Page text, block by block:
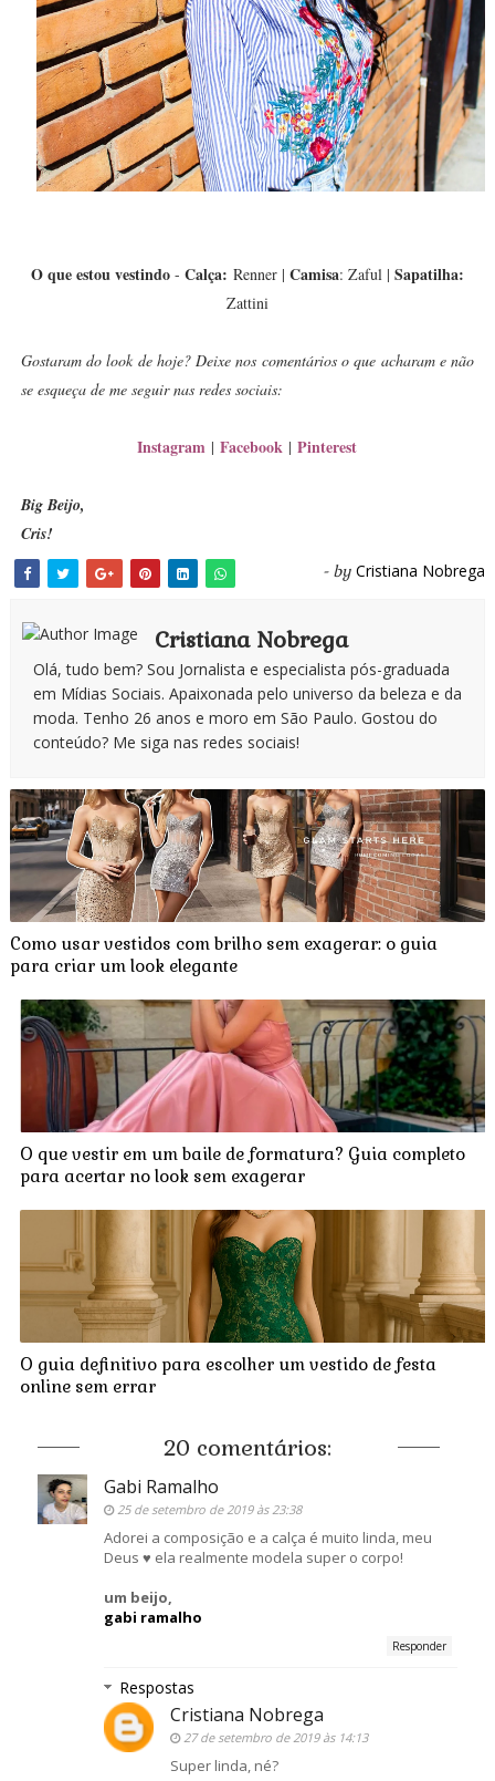
O que estou vestindo - Calça: Renner | Camisa: Zaful | Sapatilha:
Zattini
Gostaram do look de hoje? Deixe nos comentários o que acharam e não
se esqueça de me seguir nas redes sociais:
Instagram |Facebook |Pinterest
Big Beijo,
Cris!
- by Cristiana Nobrega
Cristiana Nobrega
Olá, tudo bem? Sou Jornalista e especialista pós-graduada
em Mídias Sociais. Apaixonada pelo universo da beleza e da
moda. Tenho 26 anos e moro em São Paulo. Gostou do
conteúdo? Me siga nas redes sociais!
Como usar vestidos com brilho sem exagerar: o guia
para criar um look elegante
O que vestir em um baile de formatura? Guia completo
para acertar no look sem exagerar
O guia definitivo para escolher um vestido de festa
online sem errar
20 comentários:
Gabi Ramalho
25 de setembro de 2019 às 23:38
Adorei a composição e a calça é muito linda, meu
Deus ♥ ela realmente modela super o corpo!
um beijo,
gabi ramalho
Responder
Respostas
Cristiana Nobrega
27 de setembro de 2019 às 14:13
Super linda, né?